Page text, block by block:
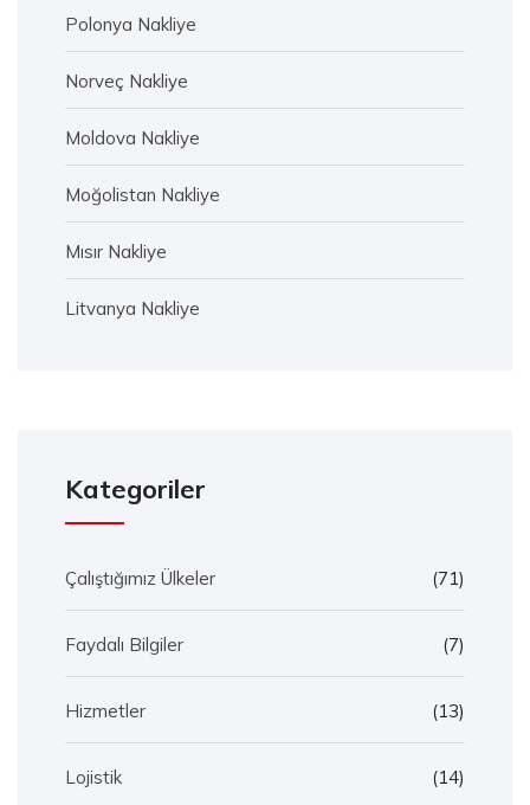
Polonya Nakliye
Norveç Nakliye
Moldova Nakliye
Moğolistan Nakliye
Mısır Nakliye
Litvanya Nakliye
Kategoriler
Çalıştığımız Ülkeler (71)
Faydalı Bilgiler (7)
Hizmetler (13)
Lojistik (14)